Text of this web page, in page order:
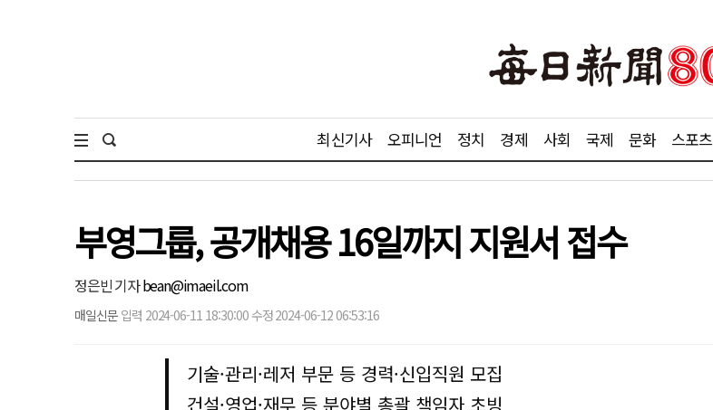
최신기사 오피니언 정치 경제 사회 국제 문화 스포츠
부영그룹, 공개채용 16일까지 지원서 접수
정은빈 기자bean@imaeil.com
매일신문 입력 2024-06-11 18:30:00 수정 2024-06-12 06:53:16
기술·관리·레저 부문 등 경력·신입직원 모집
건설·영업·재무 등 분야별 총괄 책임자 초빙